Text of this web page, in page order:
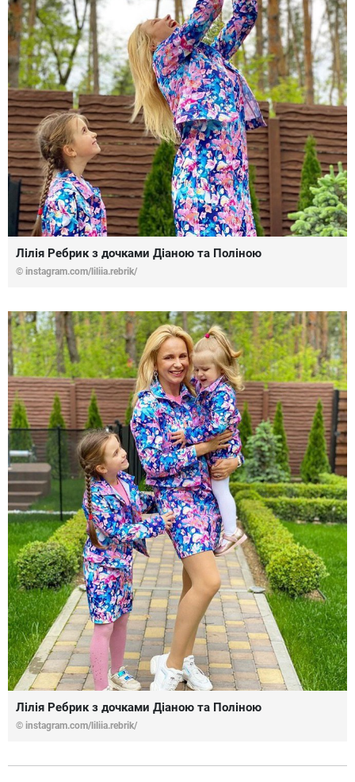
Лілія Ребрик з дочками Діаною та Поліною
© instagram.com/liliia.rebrik/
Лілія Ребрик з дочками Діаною та Поліною
© instagram.com/liliia.rebrik/